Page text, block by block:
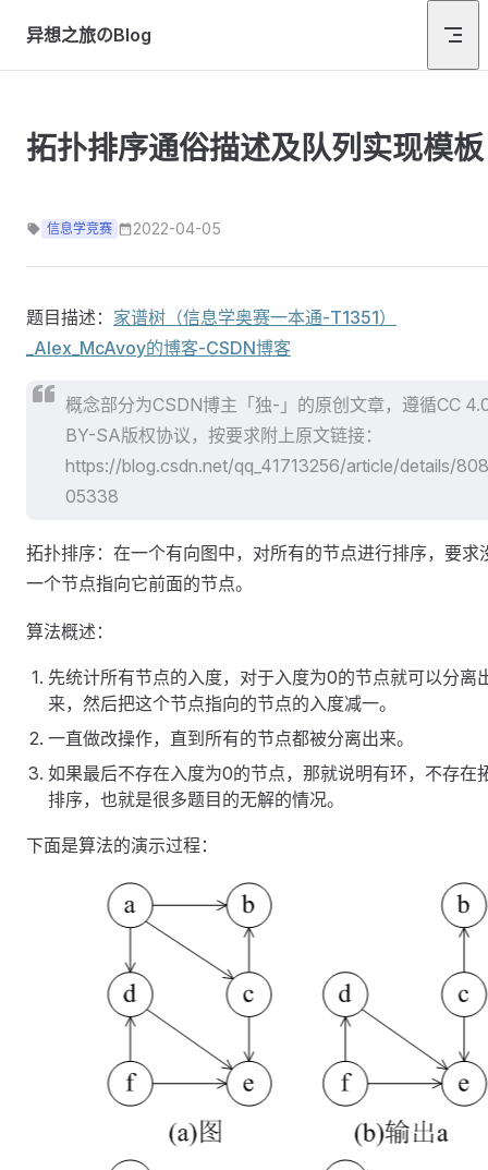
Skip to content
异想之旅のBlog
拓扑排序通俗描述及队列实现模板
信息学竞赛 2022-04-05
题目描述： 家谱树（信息学奥赛一本通-T1351）
_Alex_McAvoy的博客-CSDN博客
概念部分为CSDN博主「独-」的原创文章，遵循CC
BY-SA版权协议，按要求附上原文链接：
https://blog.csdn.net/qq_41713256/article/details/808
05338
拓扑排序：在一个有向图中，对所有的节点进行排序，要求
一个节点指向它前面的节点。
算法概述：
先统计所有节点的入度，对于入度为0的节点就可以分离
来，然后把这个节点指向的节点的入度减一。
一直做改操作，直到所有的节点都被分离出来。
如果最后不存在入度为0的节点，那就说明有环，不存在
排序，也就是很多题目的无解的情况。
下面是算法的演示过程：